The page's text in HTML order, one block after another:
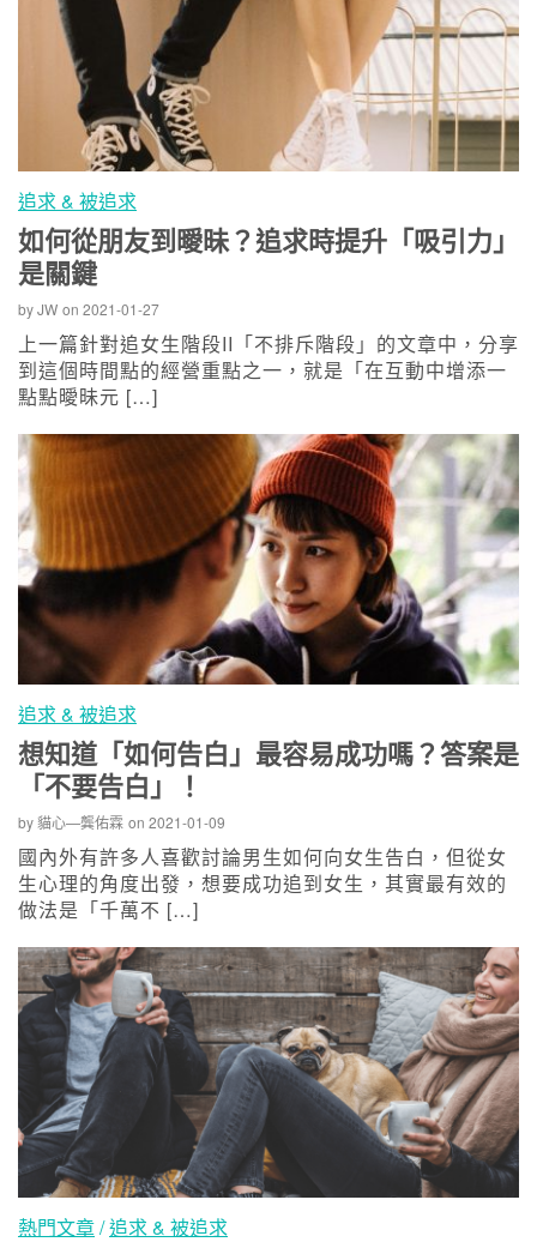
追求 & 被追求
如何從朋友到曖昧？追求時提升「吸引力」
是關鍵
byJW on 2021-01-27
上一篇針對追女生階段II「不排斥階段」的文章中，分享
到這個時間點的經營重點之一，就是「在互動中增添一
點點曖昧元 […]
追求 & 被追求
想知道「如何告白」最容易成功嗎？答案是
「不要告白」！
by貓心—龔佑霖 on 2021-01-09
國內外有許多人喜歡討論男生如何向女生告白，但從女
生心理的角度出發，想要成功追到女生，其實最有效的
做法是「千萬不 […]
熱門文章/追求 & 被追求